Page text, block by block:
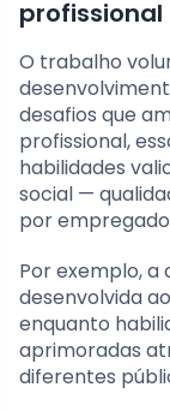
profissional
O trabalho
desafios que
profissional,
habilidades
social —
por
Por exemplo,
desenvolvida
enquanto
aprimoradas
diferentes